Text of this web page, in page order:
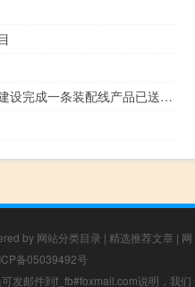
金杨股份：公司方形盖板产品已建设完成一条装配线产品已送样给部分客户并通过验证
by 网站分类目录 | 精选推荐文章 | 网
备05039492号
发邮件到f_fb#foxmail.com说明，我们